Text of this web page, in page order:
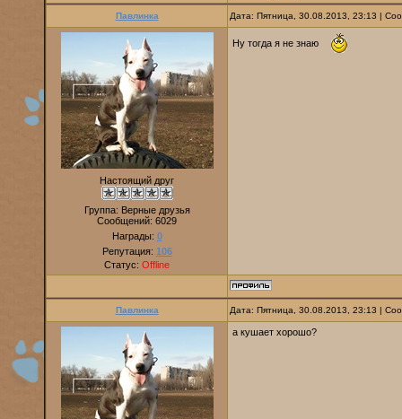
Павлинка Дата: Пятница, 30.08.2013, 23:13 |
Настоящий друг
Группа: Верные друзья
Сообщений: 6029
Награды: 0
Репутация: 106
Статус: Offline
Ну тогда я не знаю
Павлинка Дата: Пятница, 30.08.2013, 23:13 |
а кушает хорошо?